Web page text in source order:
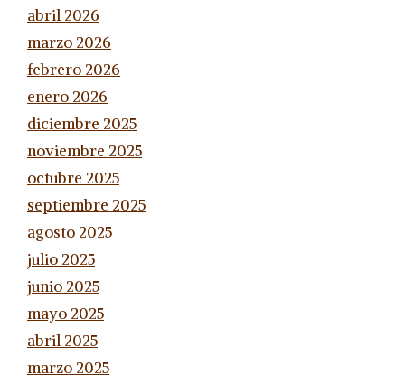
abril 2026
marzo 2026
febrero 2026
enero 2026
diciembre 2025
noviembre 2025
octubre 2025
septiembre 2025
agosto 2025
julio 2025
junio 2025
mayo 2025
abril 2025
marzo 2025